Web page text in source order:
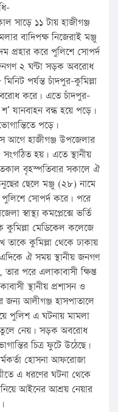
সাড়ে ১১ টায় হাজীগঞ্জ
বাদিপক্ষ নিজেরাই মঞ্জু
প্রহার করে পুলিশে সোপর্দ
২ ঘন্টা সড়ক অবরোধ
পর্যন্ত চাঁদপুর-কুমিল্লা
করে। এতে চাঁদপুর-
যানবাহন বন্ধ হয়ে পড়ে।
পড়ে।
আগে হাজীগঞ্জ উপজেলার
হয়। এতে স্থানীয়
বৃহস্পতিবার সকালে ঐ
ছেলে মঞ্জু (২৮) নামে
সোপর্দ করে। পরে
স্বাস্থ্য কমপ্লেক্সে ভর্তি
কুমিল্লা মেডিকেল কলেজে
কুমিল্লা থেকে ঢাকায়
ঐ সময় স্থানীয় জনগণ
পরে এলাকাবাসী ক্ষিপ্ত
স্থানীয় প্রশাসন ও
আলীগঞ্জ হাসপাতালে
পুলিশ এ ঘটনায় মামলা
তুলে নেয়। সড়ক অবরোধ
চিত্র ফুটে উঠেছে।
হোসনা আফরোজা
এ ধরণের ঘটনা থেকে
আইনের আশ্রয় নেয়ার